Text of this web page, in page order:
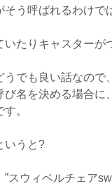
そう呼ばれるわけで
たりキャスター
うでも良い話なの
び名を決める場合
。
いうと?
ウィベルチェア